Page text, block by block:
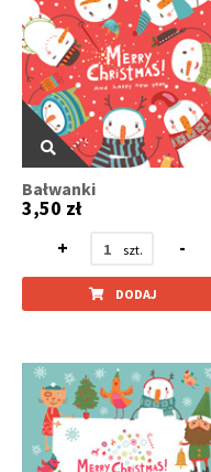
Bałwanki
3,50 zł
+
-
DODAJ